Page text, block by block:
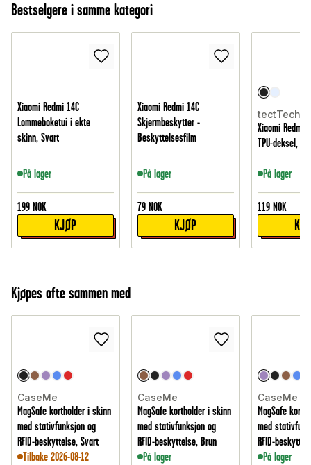
Bestselgere i samme kategori
Xiaomi Redmi 14C
Lommeboketui i ekte
skinn, Svart
På lager
199 NOK
KJØP
Xiaomi Redmi 14C
Skjermbeskytter -
Beskyttelsesfilm
På lager
79 NOK
KJØP
tectTech
Xiaomi Redmi
TPU-deksel,
På lager
119 NOK
Kjøpes ofte sammen med
CaseMe
MagSafe kortholder i skinn
med stativfunksjon og
RFID-beskyttelse, Svart
Tilbake 2026-08-12
CaseMe
MagSafe kortholder i skinn
med stativfunksjon og
RFID-beskyttelse, Brun
På lager
CaseMe
MagSafe
med
RFID-
På lager